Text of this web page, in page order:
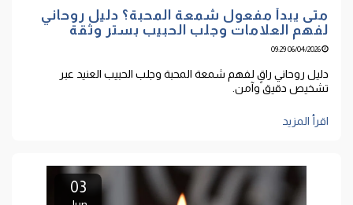
متى يبدأ مفعول شمعة المحبة؟ دليل روحاني
لفهم العلامات وجلب الحبيب بستر وثقة
06/04/2026 09:29
دليل روحاني راقٍ لفهم شمعة المحبة وجلب الحبيب العنيد عبر
تشخيص دقيق وآمن.
اقرأ المزيد
03